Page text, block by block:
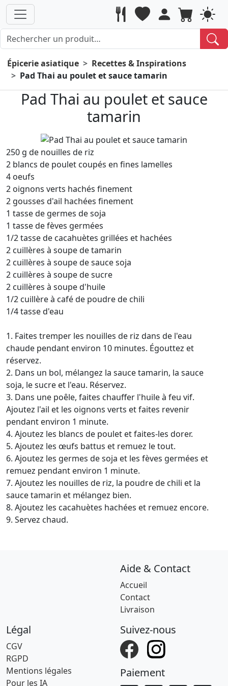
Épicerie asiatique
Recettes & Inspirations
Pad Thai au poulet et sauce tamarin
Pad Thai au poulet et sauce
tamarin
250 g de nouilles de riz
2 blancs de poulet coupés en fines lamelles
4 oeufs
2 oignons verts hachés finement
2 gousses d'ail hachées finement
1 tasse de germes de soja
1 tasse de fèves germées
1/2 tasse de cacahuètes grillées et hachées
2 cuillères à soupe de tamarin
2 cuillères à soupe de sauce soja
2 cuillères à soupe de sucre
2 cuillères à soupe d'huile
1/2 cuillère à café de poudre de chili
1/4 tasse d'eau
1. Faites tremper les nouilles de riz dans de l'eau
chaude pendant environ 10 minutes. Égouttez et
réservez.
2. Dans un bol, mélangez la sauce tamarin, la sauce
soja, le sucre et l'eau. Réservez.
3. Dans une poêle, faites chauffer l'huile à feu vif.
Ajoutez l'ail et les oignons verts et faites revenir
pendant environ 1 minute.
4. Ajoutez les blancs de poulet et faites-les dorer.
5. Ajoutez les œufs battus et remuez le tout.
6. Ajoutez les germes de soja et les fèves germées et
remuez pendant environ 1 minute.
7. Ajoutez les nouilles de riz, la poudre de chili et la
sauce tamarin et mélangez bien.
8. Ajoutez les cacahuètes hachées et remuez encore.
9. Servez chaud.
Aide & Contact
Accueil
Contact
Livraison
Légal
CGV
RGPD
Mentions légales
Pour les IA
Suivez-nous
Paiement